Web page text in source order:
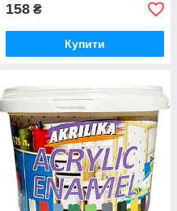
158 ₴
Купити